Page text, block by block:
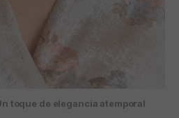
toque de elegancia atemporal